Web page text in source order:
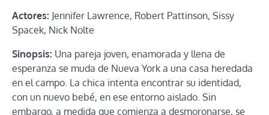
Actores: Jennifer Lawrence, Robert Pattinson, Sissy
Spacek, Nick Nolte
Sinopsis: Una pareja joven, enamorada y llena de
esperanza se muda de Nueva York a una casa heredada
en el campo. La chica intenta encontrar su identidad,
con un nuevo bebé, en ese entorno aislado. Sin
embargo, a medida que comienza a desmoronarse, se